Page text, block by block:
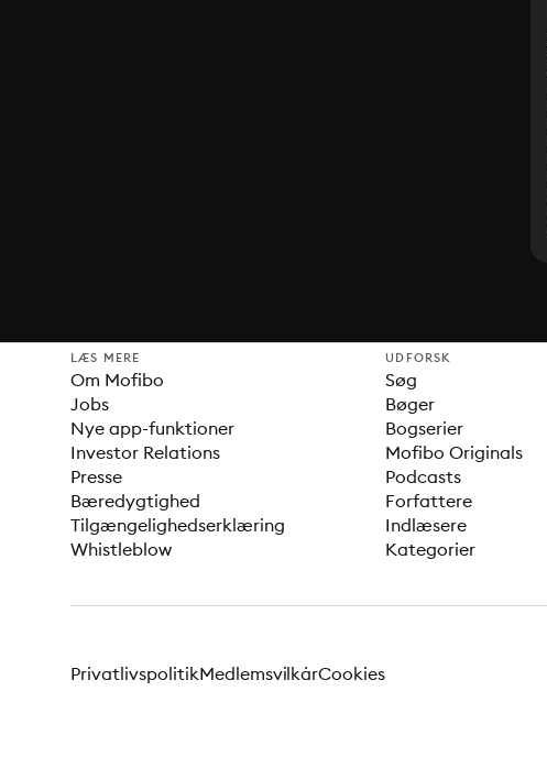
LÆS MERE
Om Mofibo
Jobs
Nye app-funktioner
Investor Relations
Presse
Bæredygtighed
Tilgængelighedserklæring
Whistleblow
UDFORSK
Søg
Bøger
Bogserier
Mofibo Originals
Podcasts
Forfattere
Indlæsere
Kategorier
PrivatlivspolitikMedlemsvilkårCookies